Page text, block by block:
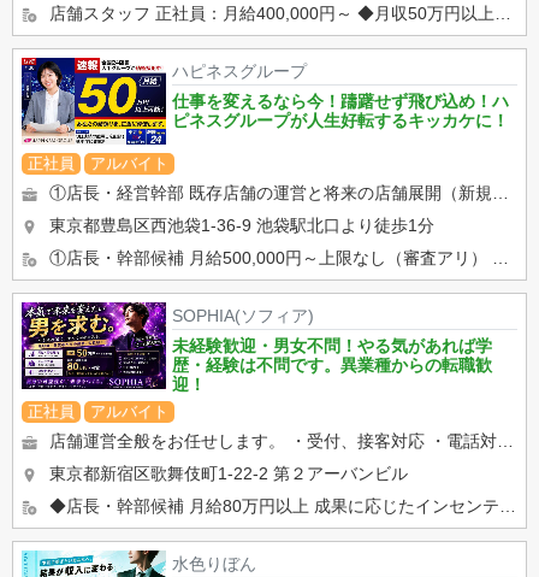
ハピネスグループ
仕事を変えるなら今！躊躇せず飛び込め！ハ
ピネスグループが人生好転するキッカケに！
正社員 アルバイト
東京都豊島区西池袋1-36-9 池袋駅北口より徒歩1分
SOPHIA(ソフィア)
未経験歓迎・男女不問！やる気があれば学
歴・経験は不問です。異業種からの転職歓
迎！
正社員 アルバイト
東京都新宿区歌舞伎町1-22-2 第２アーバンビル
水色りぼん